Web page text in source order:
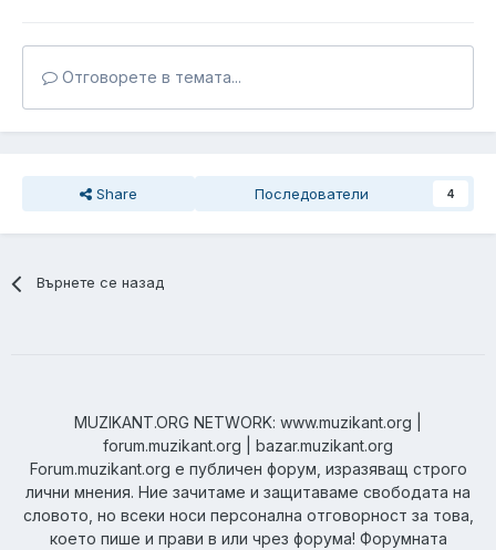
Отговорете в темата...
Share Последователи 4
Върнете се назад
MUZIKANT.ORG NETWORK: www.muzikant.org |
forum.muzikant.org | bazar.muzikant.org
Forum.muzikant.org е публичен форум, изразяващ строго
лични мнения. Ние зачитаме и защитаваме свободата на
словото, но всеки носи персонална отговорност за това,
което пише и прави в или чрез форума! Форумната